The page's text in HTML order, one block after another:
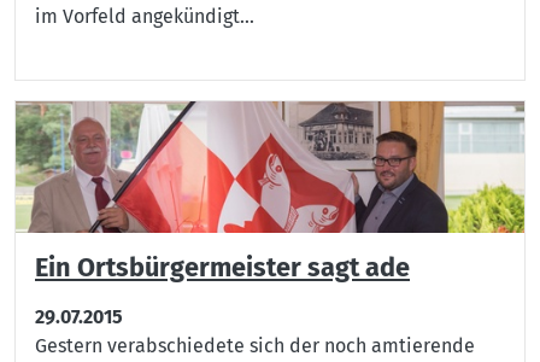
im Vorfeld angekündigt...
Ein Ortsbürgermeister sagt ade
29.07.2015
Gestern verabschiedete sich der noch amtierende